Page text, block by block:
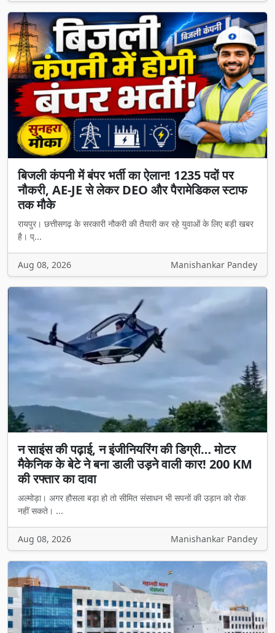
बिजली कंपनी में बंपर भर्ती का ऐलान! 1235 पदों पर
नौकरी, AE-JE से लेकर DEO और पैरामेडिकल स्टाफ
तक मौके
रायपुर। छत्तीसगढ़ के सरकारी नौकरी की तैयारी कर रहे युवाओं के लिए बड़ी खबर
है। प्...
Aug 08, 2026 Manishankar Pandey
न साइंस की पढ़ाई, न इंजीनियरिंग की डिग्री… मोटर
मैकेनिक के बेटे ने बना डाली उड़ने वाली कार! 200 KM
की रफ्तार का दावा
अल्मोड़ा। अगर हौसला बड़ा हो तो सीमित संसाधन भी सपनों की उड़ान को रोक
नहीं सकते। ...
Aug 08, 2026 Manishankar Pandey